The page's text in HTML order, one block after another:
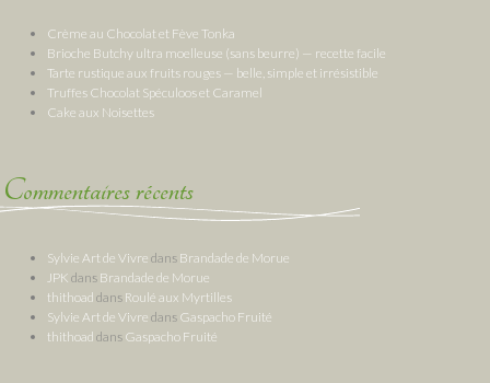
Crème au Chocolat et Fève Tonka
Brioche Butchy ultra moelleuse (sans beurre) — recette facile
Tarte rustique aux fruits rouges — belle, simple et irrésistible
Truffes Chocolat Spéculoos et Caramel
Cake aux Noisettes
Commentaires récents
Sylvie Art de Vivre dans Brandade de Morue
JPK dans Brandade de Morue
thithoad dans Roulé aux Myrtilles
Sylvie Art de Vivre dans Gaspacho Fruité
thithoad dans Gaspacho Fruité